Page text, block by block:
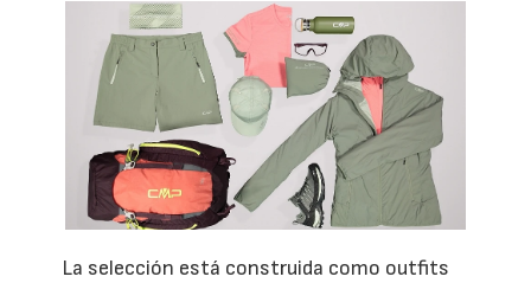
La selección está construida como outfits